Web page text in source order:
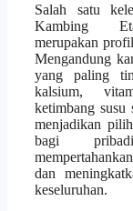
Salah satu
Kambing
merupakan
Mengandung
yang paling
kalsium,
ketimbang susu
menjadikan
bagi
dan
keseluruhan.